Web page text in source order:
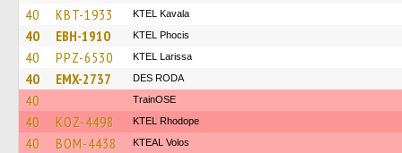
40 KBT-1933 KTEL Kavala
40 EBH-1910 ΚΤΕL Phocis
40 PPZ-6530 KTEL Larissa
40 EMX-2737 DES RODA
40 TrainΟSE
40 KOZ-4498 KTEL Rhodope
40 BOM-4438 KTEAL Volos